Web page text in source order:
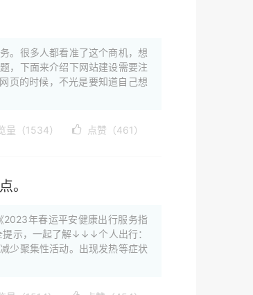
。很多人都看准了这个商机，想
，下面来介绍下网站建设需要注
页的时候，不光是要知道自己想
量（1534） 点赞（461）
。
2023年春运平安健康出行服务指
提示，一起了解↓↓↓个人出行：
少聚集性活动。出现发热等症状